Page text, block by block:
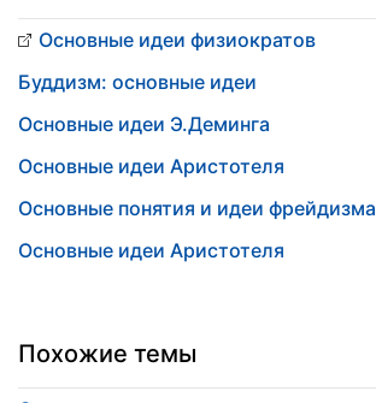
Основные идеи физиократов
Буддизм: основные идеи
Основные идеи Э.Деминга
Основные идеи Аристотеля
Основные понятия и идеи фрейдизма
Основные идеи Аристотеля
Похожие темы